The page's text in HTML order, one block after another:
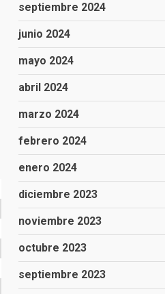
septiembre 2024
junio 2024
mayo 2024
abril 2024
marzo 2024
febrero 2024
enero 2024
diciembre 2023
noviembre 2023
octubre 2023
septiembre 2023